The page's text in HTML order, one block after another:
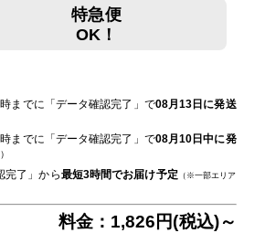
特急便
OK！
までに「データ確認完了」で08月13日に発送
までに「データ確認完了」で08月10日中に発
完了」から最短3時間でお届け予定（※一部エリア
料金：1,826円(税込)～